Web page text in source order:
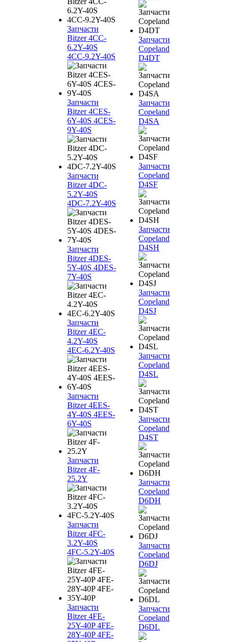
Запчасти
Bitzer 4CC-
6.2Y-40S
4CC-9.2Y-40S
Запчасти
Bitzer 4CES-
6Y-40S 4CES-
9Y-40S
Запчасти
Bitzer 4DC-
5.2Y-40S
4DC-7.2Y-40S
Запчасти
Bitzer 4DES-
5Y-40S 4DES-
7Y-40S
Запчасти
Bitzer 4EC-
4.2Y-40S
4EC-6.2Y-40S
Запчасти
Bitzer 4EES-
4Y-40S 4EES-
6Y-40S
Запчасти
Bitzer 4F-
25.2Y
Запчасти
Bitzer 4FC-
3.2Y-40S
4FC-5.2Y-40S
Запчасти
Bitzer 4FE-
25Y-40P 4FE-
28Y-40P 4FE-
Запчасти
Copeland
D4DT
Запчасти
Copeland
D4SA
Запчасти
Copeland
D4SF
Запчасти
Copeland
D4SH
Запчасти
Copeland
D4SJ
Запчасти
Copeland
D4SL
Запчасти
Copeland
D4ST
Запчасти
Copeland
D6DH
Запчасти
Copeland
D6DJ
Запчасти
Copeland
D6DL